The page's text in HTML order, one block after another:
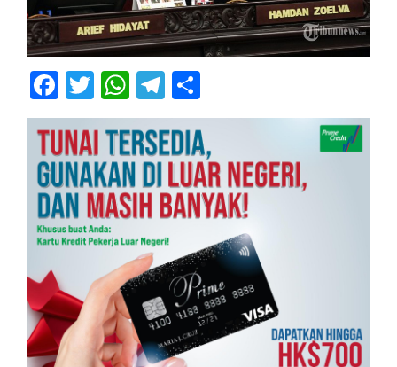
Facebook
TwitterWhatsApp
Telegram